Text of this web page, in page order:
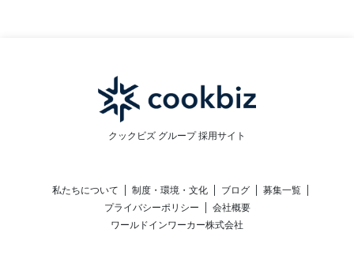
クックビズ グループ 採用サイト
私たちについて 制度・環境・文化 ブログ
募集一覧
プライバシーポリシー
会社概要
ワールドインワーカー株式会社